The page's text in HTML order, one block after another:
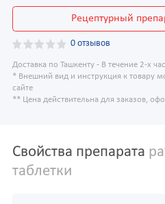
Рецептурный
0 отзывов
Доставка по Ташкенту - В течение 2-х
* Внешний вид и инструкция к товару
сайте
** Цена действительна для заказов,
Свойства препарата
таблетки